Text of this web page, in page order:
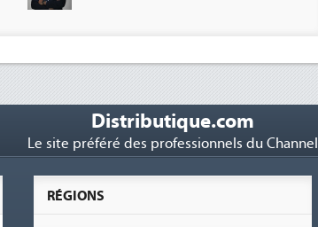
Distributique.com
Le site préféré des professionnels du Channel
RÉGIONS